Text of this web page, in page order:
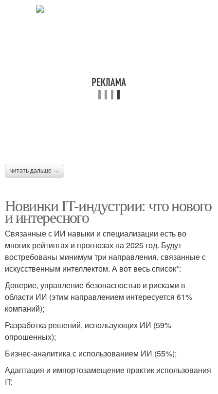
читать дальше →
Новинки IT-индустрии: что нового
и интересного
Связанные с ИИ навыки и специализации есть во
многих рейтингах и прогнозах на 2025 год. Будут
востребованы минимум три направления, связанные с
искусственным интеллектом. А вот весь список*:
Доверие, управление безопасностью и рисками в
области ИИ (этим направлением интересуется 61%
компаний);
Разработка решений, использующих ИИ (59%
опрошенных);
Бизнес-аналитика с использованием ИИ (55%);
Адаптация и импортозамещение практик использования
IT;